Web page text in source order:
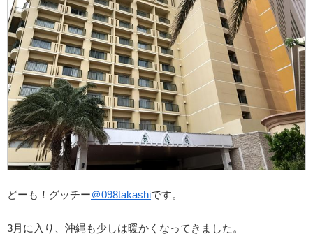
どーも！グッチー＠098takashiです。
3月に入り、沖縄も少しは暖かくなってきました。